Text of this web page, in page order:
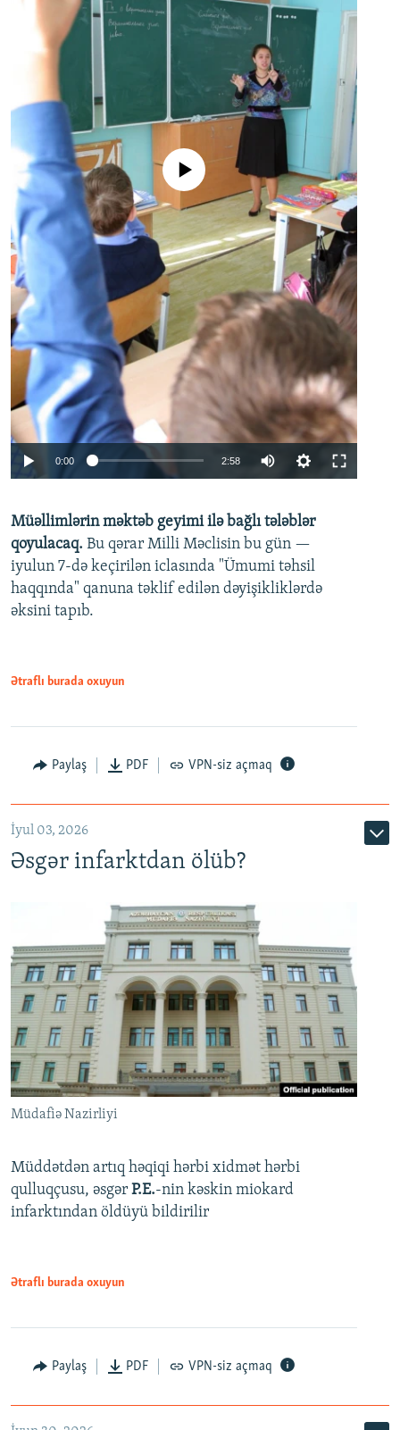
Auto 240p 360p 480p
720p 1080p
No media source currently available
0:00 2:58
360p
480p
720p
Müəllimlərin məktəb geyimi ilə bağlı tələblər
qoyulacaq. Bu qərar Milli Məclisin bu gün —
iyulun 7-də keçirilən iclasında "Ümumi təhsil
haqqında" qanuna təklif edilən dəyişikliklərdə
əksini tapıb.
Ətraflı burada oxuyun
Paylaş PDF VPN-siz açmaq
İyul 03, 2026
Əsgər infarktdan ölüb?
Müdafiə Nazirliyi
Müddətdən artıq həqiqi hərbi xidmət hərbi
qulluqçusu, əsgər P.E.-nin kəskin miokard
infarktından öldüyü bildirilir
Ətraflı burada oxuyun
Paylaş PDF VPN-siz açmaq